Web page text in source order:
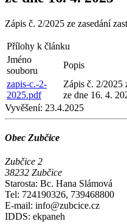
Zápis č. 2/2025 ze zasedání
Přílohy k článku
Jméno
souboru
Popis
zapis-c.-2-
2025.pdf
Zápis č. 2/2025
ze dne 16. 4.
Vyvěšení: 23.4.2025
Obec Zubčice
Zubčice 2
38232 Zubčice
Starosta: Bc. Hana Slámová
Tel: 724190326, 739468800
E-mail: info@zubcice.cz
IDDS: ekpaneh